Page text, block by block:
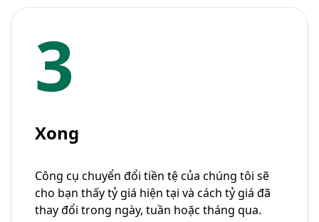
3
Xong
Công cụ chuyển đổi tiền tệ của chúng tôi sẽ
cho bạn thấy tỷ giá hiện tại và cách tỷ giá đã
thay đổi trong ngày, tuần hoặc tháng qua.